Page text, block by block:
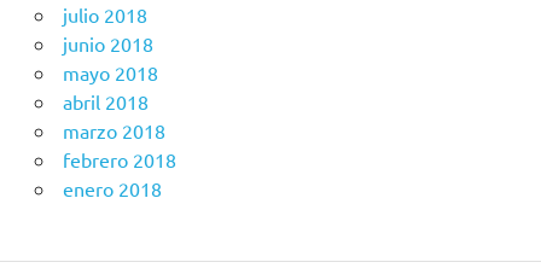
julio 2018
junio 2018
mayo 2018
abril 2018
marzo 2018
febrero 2018
enero 2018